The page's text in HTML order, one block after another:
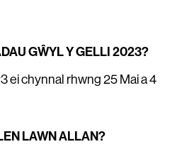
GŴYL Y GELLI 2023?
ei chynnal rhwng 25 Mai a 4
LAWN ALLAN?